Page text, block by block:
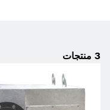
3 منتجات